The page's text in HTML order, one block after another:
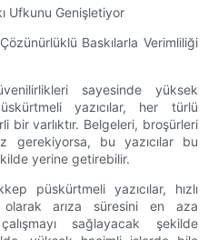
Ufkunu Genişletiyor
Baskılarla Verimliliği
sayesinde yüksek
yazıcılar, her türlü
bir varlıktır. Belgeleri, broşürleri
gerekiyorsa, bu yazıcılar bu
yerine getirebilir.
püskürtmeli yazıcılar, hızlı
olarak arıza süresini en aza
sağlayacak şekilde